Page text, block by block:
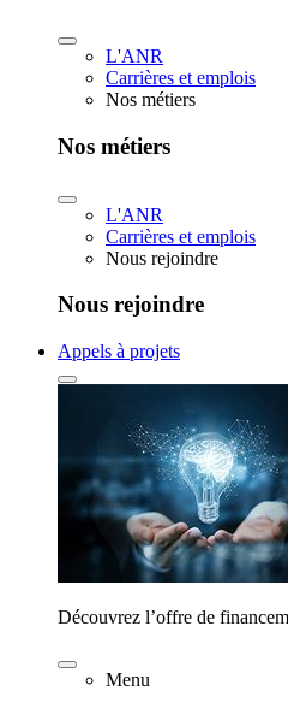
L'ANR
Carrières et emplois
Nos métiers
Nos métiers
L'ANR
Carrières et emplois
Nous rejoindre
Nous rejoindre
Appels à projets
Découvrez l’offre de
Menu